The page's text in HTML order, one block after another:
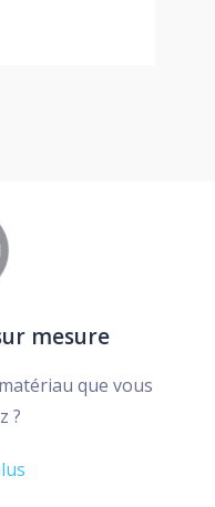
mesure
que vous
?